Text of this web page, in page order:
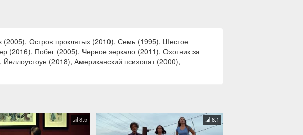
(2005), Остров проклятых (2010), Семь (1995), Шестое
(2016), Побег (2005), Черное зеркало (2011), Охотник за
(2018), Американский психопат (2000),
8.5 8.1